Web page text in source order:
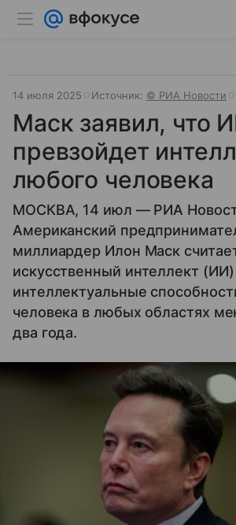
14 июля 2025 Источник: © РИА Новости
Маск заявил, что
превзойдет
любого человека
МОСКВА, 14 июл — РИА
Американский
миллиардер Илон Маск
искусственный интеллект
интеллектуальные
человека в любых областях
два года.